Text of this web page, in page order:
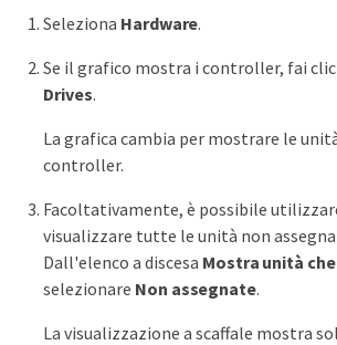
Seleziona Hardware.
Se il grafico mostra i controller, fai clic
Drives.
La grafica cambia per mostrare le
controller.
Facoltativamente, è possibile
visualizzare tutte le unità non
Dall'elenco a discesa Mostra unità
selezionare Non assegnate.
La visualizzazione a scaffale mostra